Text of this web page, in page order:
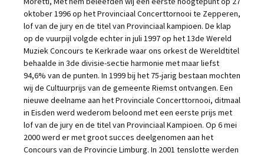
oktober 1996 op het Provinciaal Concerttornooi te Zepperen,
lof van de jury en de titel van Provinciaal kampioen. De klap
op de vuurpijl volgde echter in juli 1997 op het 13de Wereld
Muziek Concours te Kerkrade waar ons orkest de Wereldtitel
behaalde in 3de divisie-sectie harmonie met maar liefst
94,6% van de punten. In 1999 bij het 75-jarig bestaan mochten
wij de Cultuurprijs van de gemeente Riemst ontvangen. Een
nieuwe deelname aan het Provinciale Concerttornooi, ditmaal
in Eisden werd wederom beloond met een eerste prijs met
lof van de jury en de titel van Provinciaal Kampioen. Op 6 mei
2000 werd er met groot succes deelgenomen aan het
Concours van de Provincie Limburg. In 2001 tenslotte werden